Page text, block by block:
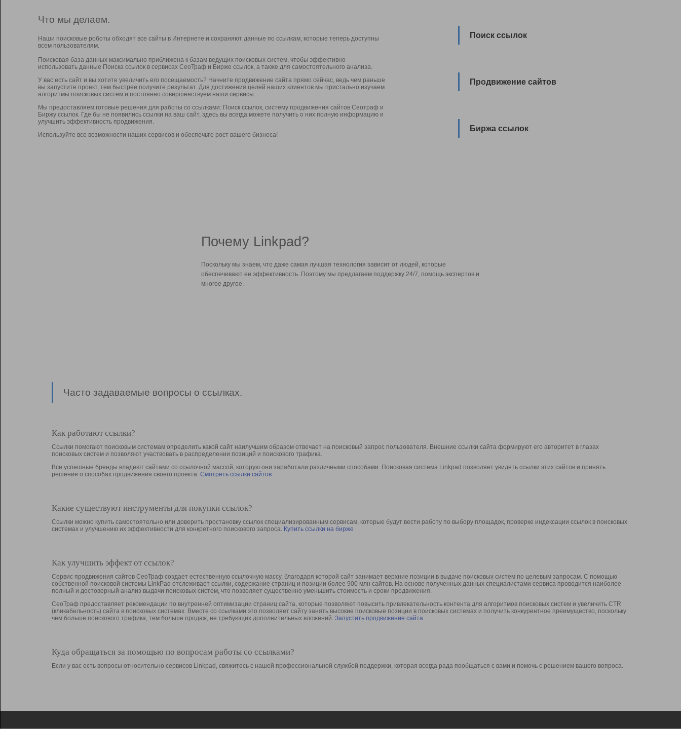
Что мы делаем.
Наши поисковые роботы обходят все сайты в Интернете и сохраняют данные по ссылкам, которые теперь доступны
всем пользователям.
Поисковая база данных максимально приближена к базам ведущих поисковых систем, чтобы эффективно
использовать данные Поиска ссылок в сервисах СеоТраф и Бирже ссылок, а также для самостоятельного анализа.
У вас есть сайт и вы хотите увеличить его посещаемость? Начните продвижение сайта прямо сейчас, ведь чем раньше
вы запустите проект, тем быстрее получите результат. Для достижения целей наших клиентов мы пристально изучаем
алгоритмы поисковых систем и постоянно совершенствуем наши сервисы.
Мы предоставляем готовые решения для работы со ссылками: Поиск ссылок, систему продвижения сайтов Сеотраф и
Биржу ссылок. Где бы не появились ссылки на ваш сайт, здесь вы всегда можете получить о них полную информацию и
улучшить эффективность продвижения.
Используйте все возможности наших сервисов и обеспечьте рост вашего бизнеса!
Поиск ссылок
Продвижение сайтов
Биржа ссылок
Почему Linkpad?
Поскольку мы знаем, что даже самая лучшая технология зависит от людей, которые
обеспечивают ее эффективность. Поэтому мы предлагаем поддержку 24/7, помощь экспертов и
многое другое.
Часто задаваемые вопросы о ссылках.
Как работают ссылки?
Ссылки помогают поисковым системам определить какой сайт наилучшим образом отвечает на поисковый запрос пользователя. Внешние ссылки сайта формируют его авторитет в глазах
поисковых систем и позволяют участвовать в раcпределении позиций и поискового трафика.
Все успешные бренды владеют сайтами со ссылочной массой, которую они заработали различными способами. Поисковая система Linkpad позволяет увидеть ссылки этих сайтов и принять
решение о способах продвижения своего проекта. Смотреть ссылки сайтов
Какие существуют инструменты для покупки ссылок?
Ссылки можно купить самостоятельно или доверить простановку ссылок специализированным сервисам, которые будут вести работу по выбору площадок, проверке индексации ссылок в поисковых
системах и улучшению их эффективности для конкретного поискового запроса. Купить ссылки на бирже
Как улучшить эффект от ссылок?
Сервис продвижения сайтов СеоТраф создает естественную ссылочную массу, благодаря которой сайт занимает верхние позиции в выдаче поисковых систем по целевым запросам. С помощью
собственной поисковой системы LinkPad отслеживает ссылки, содержание страниц и позиции более 900 млн сайтов. На основе полученных данных специалистами сервиса проводится наиболее
полный и достоверный анализ выдачи поисковых систем, что позволяет существенно уменьшить стоимость и сроки продвижения.
СеоТраф предоставляет рекомендации по внутренней оптимизации страниц сайта, которые позволяют повысить привлекательность контента для алгоритмов поисковых систем и увеличить CTR
(кликабельность) сайта в поисковых системах. Вместе со ссылками это позволяет сайту занять высокие поисковые позиции в поисковых системах и получить конкурентное преимущество, поскольку
чем больше поискового трафика, тем больше продаж, не требующих дополнительных вложений. Запустить продвижение сайта
Куда обращаться за помощью по вопросам работы со ссылками?
Если у вас есть вопросы относительно сервисов Linkpad, свяжитесь с нашей профессиональной службой поддержки, которая всегда рада пообщаться с вами и помочь с решением вашего вопроса.